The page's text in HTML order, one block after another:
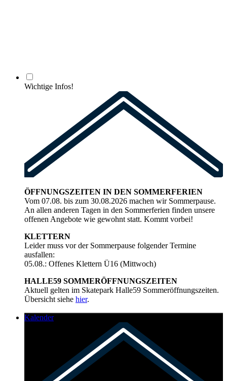
Wichtige Infos!
ÖFFNUNGSZEITEN IN DEN SOMMERFERIEN
Vom 07.08. bis zum 30.08.2026 machen wir Sommerpause.
An allen anderen Tagen in den Sommerferien finden unsere
offenen Angebote wie gewohnt statt. Kommt vorbei!
KLETTERN
Leider muss vor der Sommerpause folgender Termine
ausfallen:
05.08.: Offenes Klettern Ü16 (Mittwoch)
HALLE59 SOMMERÖFFNUNGSZEITEN
Aktuell gelten im Skatepark Halle59 Sommeröffnungszeiten.
Übersicht siehe hier.
Kalender